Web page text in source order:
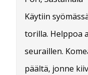
Käytiin
torilla. Helppoa
seuraillen.
päältä, jonne